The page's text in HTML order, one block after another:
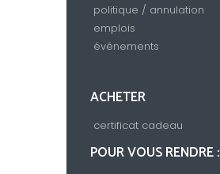
politique / annulation
emplois
événements
ACHETER
certificat cadeau
POUR VOUS RENDRE :